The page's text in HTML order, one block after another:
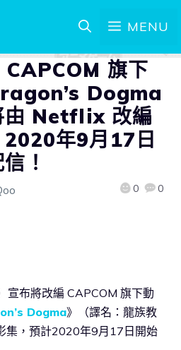
MENU
CAPCOM 旗下
Dogma
由 Netflix 改編
年9月17日
！
0 0
宣布將改編 CAPCOM 旗下動
Dogma》（譯名：龍族教
集，預計2020年9月17日開始